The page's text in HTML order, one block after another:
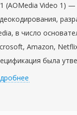
(AOMedia Video 1)
в число
Amazon,
была
видеокодека